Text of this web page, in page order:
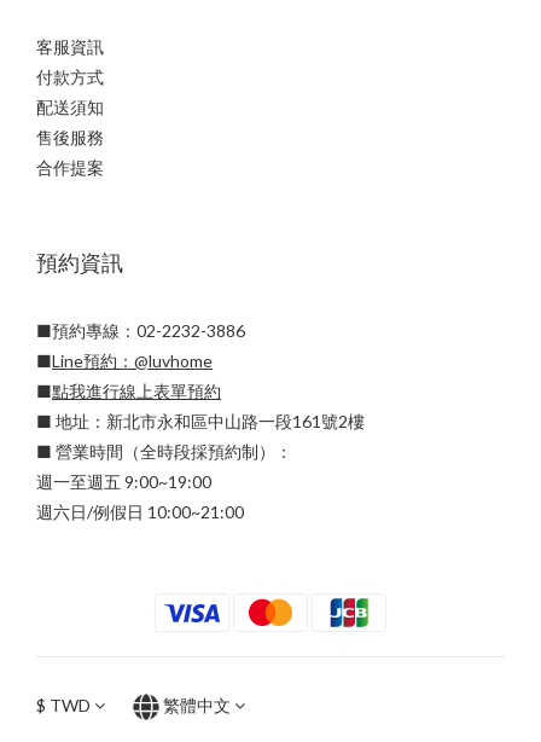
客服資訊
付款方式
配送須知
售後服務
合作提案
預約資訊
■預約專線：02-2232-3886
■Line預約： @luvhome
■點我進行線上表單預約
■ 地址：新北市永和區中山路一段161號2樓
■ 營業時間（全時段採預約制）：
週一至週五 9:00~19:00
週六日/例假日 10:00~21:00
$ TWD 繁體中文